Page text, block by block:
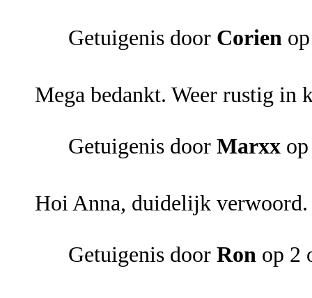
Getuigenis door Corien
Mega bedankt. Weer rustig in
Getuigenis door Marxx
Hoi Anna, duidelijk
Getuigenis door Ron op 2